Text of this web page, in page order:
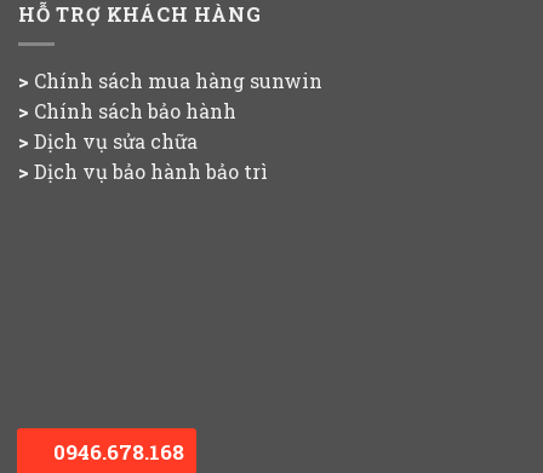
HỖ TRỢ KHÁCH HÀNG
> Chính sách mua hàng sunwin
> Chính sách bảo hành
> Dịch vụ sửa chữa
> Dịch vụ bảo hành bảo trì
0946.678.168